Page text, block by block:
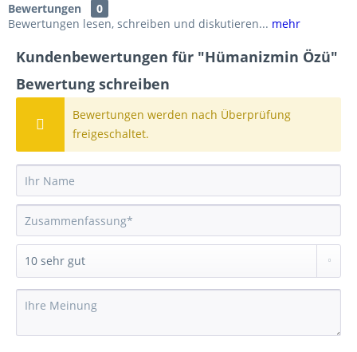
Bewertungen
0
Bewertungen lesen, schreiben und diskutieren... mehr
Kundenbewertungen für "Hümanizmin Özü"
Bewertung schreiben
Bewertungen werden nach Überprüfung
freigeschaltet.